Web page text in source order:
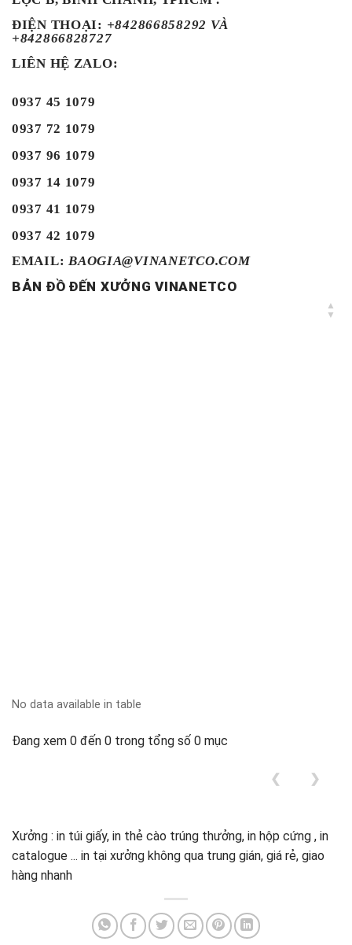
ĐIỆN THOẠI: +842866858292 VÀ
+842866828727
LIÊN HỆ ZALO:
0937 45 1079
0937 72 1079
0937 96 1079
0937 14 1079
0937 41 1079
0937 42 1079
EMAIL: BAOGIA@VINANETCO.COM
BẢN ĐỒ ĐẾN XƯỞNG VINANETCO
No data available in table
Đang xem 0 đến 0 trong tổng số 0 mục
❮ ❯
Xưởng : in túi giấy, in thẻ cào trúng thưởng, in hộp cứng , in
catalogue ... in tại xưởng không qua trung gián, giá rẻ, giao
hàng nhanh